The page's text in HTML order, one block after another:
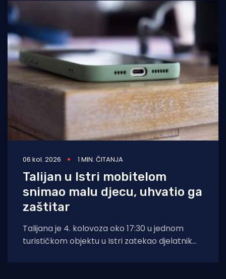
06 kol. 2026 1 MIN. ČITANJA
Talijan u Istri mobitelom
snimao malu djecu, uhvatio ga
zaštitar
Talijana je 4. kolovoza oko 17:30 u jednom
turističkom objektu u Istri zatekao djelatnik